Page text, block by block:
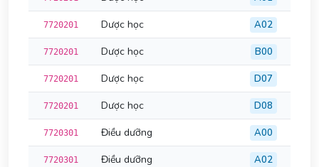
7720201 Dược học A02
7720201 Dược học B00
7720201 Dược học D07
7720201 Dược học D08
7720301 Điều dưỡng A00
7720301 Điều dưỡng A02